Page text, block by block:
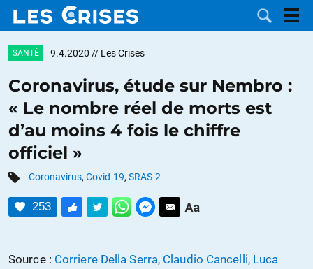
DOSSIERS
CATÉGORIES
CONTACTER
FAIRE UN
SANTÉ 9.4.2020 // Les Crises
Coronavirus, étude sur Nembro :
« Le nombre réel de morts est
d’au moins 4 fois le chiffre
officiel »
Coronavirus, Covid-19, SRAS-2
253
Source : Corriere Della Serra, Claudio Cancelli, Luca